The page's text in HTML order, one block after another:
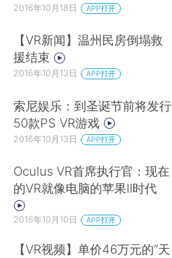
2016年10月18日 APP打开
【VR新闻】温州民房倒塌救
援结束
2016年10月13日 APP打开
索尼娱乐：到圣诞节前将发行
50款PS VR游戏
2016年10月13日 APP打开
Oculus VR首席执行官：现在
的VR就像电脑的苹果II时代
2016年10月10日 APP打开
【VR视频】单价46万元的“天